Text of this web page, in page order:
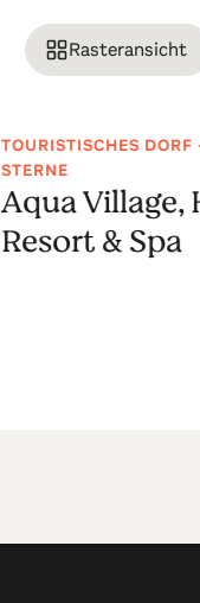
Rasteransicht
TOURISTISCHES
STERNE
Aqua Village,
Resort & Spa